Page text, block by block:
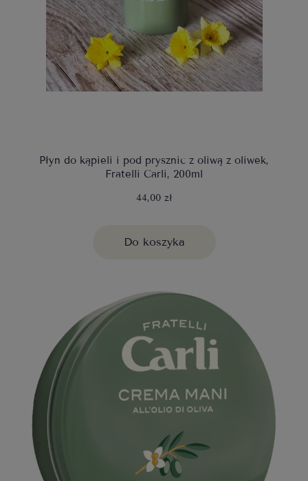
Płyn do kąpieli i pod prysznic z oliwą z oliwek,
Fratelli Carli, 200ml
44,00 zł
Do koszyka